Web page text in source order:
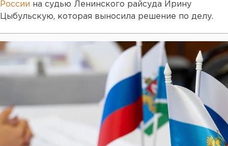
России на судью Ленинского райсуда Ирину
Цыбульскую, которая выносила решение по делу.